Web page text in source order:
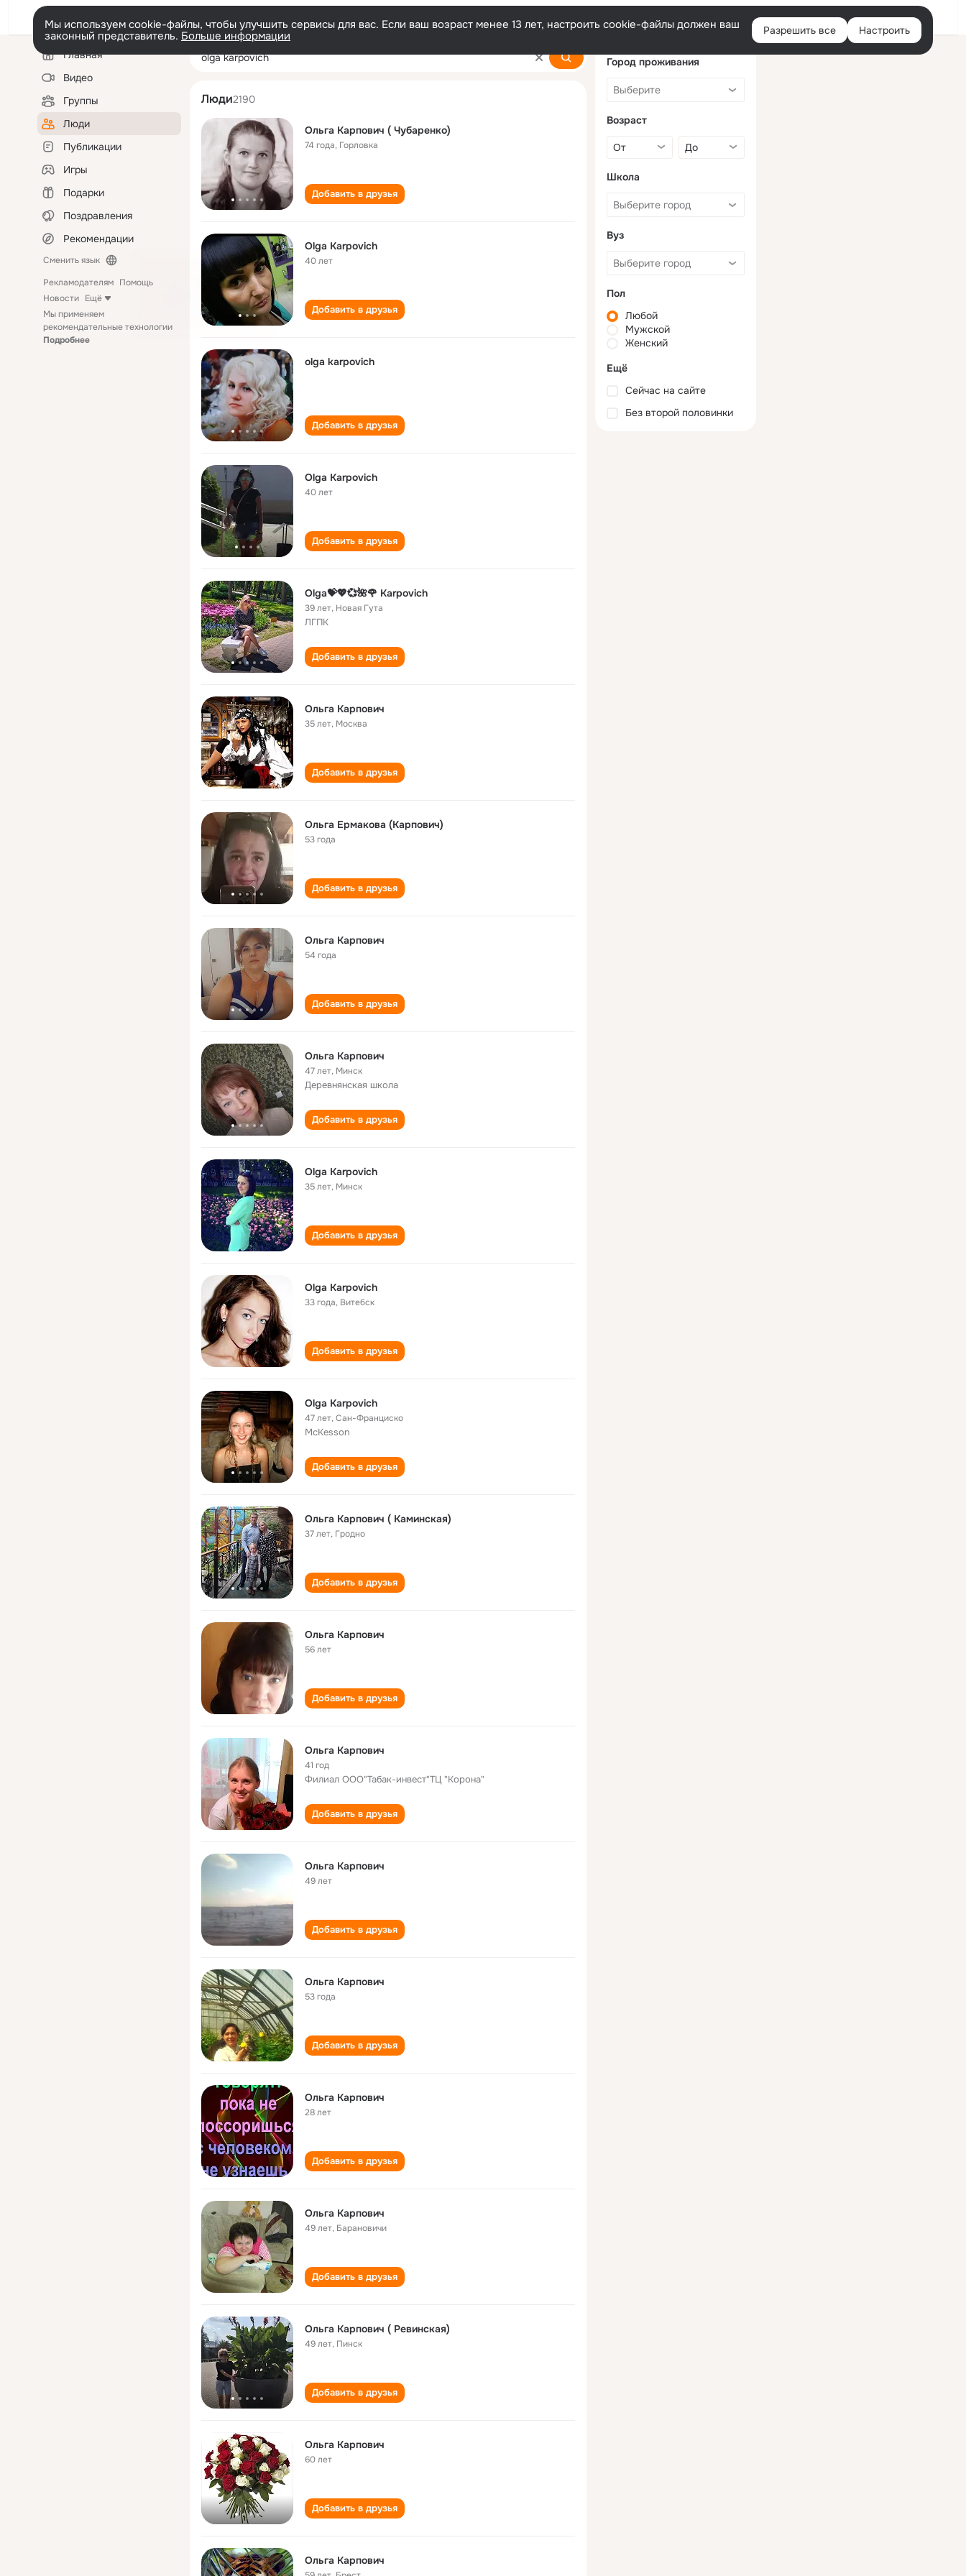
Войти
Мы используем cookie-файлы, чтобы улучшить сервисы для вас. Если ваш возраст менее 13 лет, настроить cookie-файлы должен ваш
законный представитель. Больше информации Разрешить все Настроить
Левая
колонкаГлавная
Видео
Группы
Люди
Публикации
Игры
Подарки
Поздравления
Рекомендации
Сменить язык
Рекламодателям Помощь
Новости Ещё
Мы применяем
рекомендательные технологии
Подробнее
olga karpovich
Люди2190
Ольга Карпович ( Чубаренко)
74 года, Горловка
Добавить в друзья
Olga Karpovich
40 лет
Добавить в друзья
olga karpovich
Добавить в друзья
Olga Karpovich
40 лет
Добавить в друзья
Olga💝💖💞🌺🌹 Karpovich
39 лет, Новая Гута
ЛГПК
Добавить в друзья
Ольга Карпович
35 лет, Москва
Добавить в друзья
Ольга Ермакова (Карпович)
53 года
Добавить в друзья
Ольга Карпович
54 года
Добавить в друзья
Ольга Карпович
47 лет, Минск
Деревнянская школа
Добавить в друзья
Olga Karpovich
35 лет, Минск
Добавить в друзья
Olga Karpovich
33 года, Витебск
Добавить в друзья
Olga Karpovich
47 лет,Сан-Франциско
McKesson
Добавить в друзья
Ольга Карпович ( Каминская)
37 лет, Гродно
Добавить в друзья
Ольга Карпович
56 лет
Добавить в друзья
Ольга Карпович
41 год
Филиал ООО"Табак-инвест"ТЦ "Корона"
Добавить в друзья
Ольга Карпович
49 лет
Добавить в друзья
Ольга Карпович
53 года
Добавить в друзья
Ольга Карпович
28 лет
Добавить в друзья
Ольга Карпович
49 лет, Барановичи
Добавить в друзья
Ольга Карпович ( Ревинская)
49 лет, Пинск
Добавить в друзья
Ольга Карпович
60 лет
Добавить в друзья
Ольга Карпович
Город проживания
Возраст
Школа
Вуз
Пол
Любой
Мужской
Женский
Ещё
Сейчас на сайте
Без второй половинки